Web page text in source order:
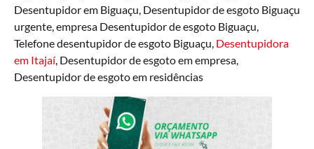
Desentupidor em Biguaçu, Desentupidor de esgoto Biguaçu
urgente, empresa Desentupidor de esgoto Biguaçu,
Telefone desentupidor de esgoto Biguaçu, Desentupidora
em Itajaí, Desentupidor de esgoto em empresa,
Desentupidor de esgoto em residências